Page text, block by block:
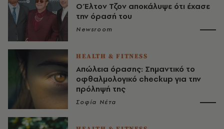
Ο Έλτον Τζον αποκάλυψε ότι έχασε
την όρασή του
Newsroom
HEALTH & FITNESS
Απώλεια όρασης: Σημαντικό το
οφθαλμολογικό checkup για την
πρόληψή της
Σοφία Νέτα